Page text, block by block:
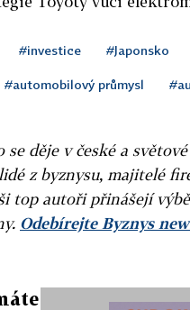
#investice #Japonsko
#automobilový průmysl
se děje v české a
z byznysu, majitelé
top autoři přinášejí
Odebírejte Byznys